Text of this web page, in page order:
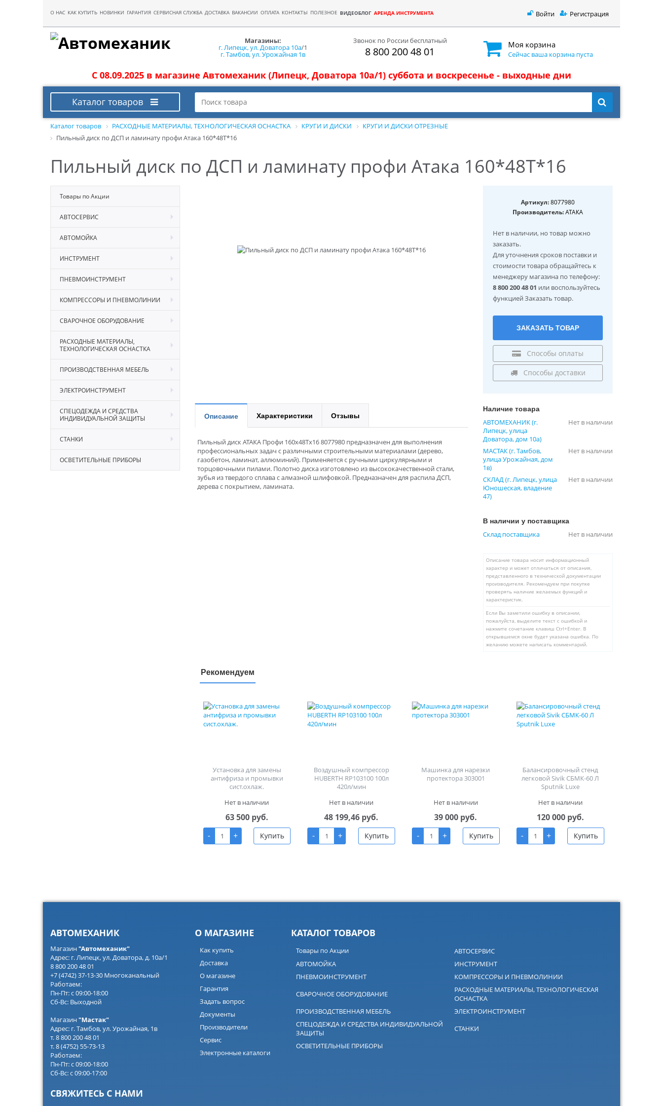
О НАС КАК КУПИТЬ НОВИНКИ ГАРАНТИЯ СЕРВИСНАЯ СЛУЖБА ДОСТАВКА ВАКАНСИИ ОПЛАТА КОНТАКТЫ ПОЛЕЗНОЕ ВИДЕОБЛОГ АРЕНДА ИНСТРУМЕНТА Войти Регистрация
Магазины:
г. Липецк, ул. Доватора 10а/1
г. Тамбов, ул. Урожайная 1в
Звонок по России бесплатный
8 800 200 48 01
Моя корзина
Сейчас ваша корзина пуста
С 08.09.2025 в магазине Автомеханик (Липецк, Доватора 10а/1) суббота и воскресенье - выходные дни
Каталог товаров
Каталог товаров РАСХОДНЫЕ МАТЕРИАЛЫ, ТЕХНОЛОГИЧЕСКАЯ ОСНАСТКА КРУГИ И ДИСКИ
КРУГИ И ДИСКИ ОТРЕЗНЫЕ
Пильный диск по ДСП и ламинату профи Атака 160*48T*16
Пильный диск по ДСП и ламинату профи Атака 160*48T*16
Товары по Акции
АВТОСЕРВИС
АВТОМОЙКА
ИНСТРУМЕНТ
ПНЕВМОИНСТРУМЕНТ
КОМПРЕССОРЫ И ПНЕВМОЛИНИИ
СВАРОЧНОЕ ОБОРУДОВАНИЕ
РАСХОДНЫЕ МАТЕРИАЛЫ,
ТЕХНОЛОГИЧЕСКАЯ ОСНАСТКА
ПРОИЗВОДСТВЕННАЯ МЕБЕЛЬ
ЭЛЕКТРОИНСТРУМЕНТ
СПЕЦОДЕЖДА И СРЕДСТВА
ИНДИВИДУАЛЬНОЙ ЗАЩИТЫ
СТАНКИ
ОСВЕТИТЕЛЬНЫЕ ПРИБОРЫ
Артикул:8077980
Производитель:АТАКА
Нет в наличии, но товар можно
заказать.
Для уточнения сроков поставки и
стоимости товара обращайтесь к
менеджеру магазина по телефону:
8 800 200 48 01 или воспользуйтесь
функцией Заказать товар.
ЗАКАЗАТЬ ТОВАР
Способы оплаты
Способы доставки
Описание Характеристики Отзывы
Пильный диск АТАКА Профи 160x48Tx16 8077980 предназначен для выполнения
профессиональных задач с различными строительными материалами (дерево,
газобетон, ламинат, аллюминий). Применяется с ручными циркулярными и
торцовочными пилами. Полотно диска изготовлено из высококачественной стали,
зубья из твердого сплава с алмазной шлифовкой. Предназначен для распила ДСП,
дерева с покрытием, ламината.
Наличие товара
АВТОМЕХАНИК (г.
Липецк, улица
Доватора, дом 10а)
Нет в наличии
МАСТАК (г. Тамбов,
улица Урожайная, дом
1в)
Нет в наличии
СКЛАД (г. Липецк, улица
Юношеская, владение
47)
Нет в наличии
В наличии у поставщика
Склад поставщика Нет в наличии
Описание товара носит информационный
характер и может отличаться от описания,
представленного в технической документации
производителя. Рекомендуем при покупке
проверять наличие желаемых функций и
характеристик.
Если Вы заметили ошибку в описании,
пожалуйста, выделите текст с ошибкой и
нажмите сочетание клавиш Ctrl+Enter. В
открывшемся окне будет указана ошибка. По
желанию можете написать комментарий.
Рекомендуем
Установка для замены
антифриза и промывки
сист.охлаж.
Нет в наличии
63 500 руб.
-
+ Купить
Воздушный компрессор
HUBERTH RP103100 100л
420л/мин
Нет в наличии
48 199,46 руб.
-
+ Купить
Машинка для нарезки
протектора 303001
Нет в наличии
39 000 руб.
-
+ Купить
Балансировочный стенд
легковой Sivik СБМК-60 Л
Sputnik Luxe
Нет в наличии
120 000 руб.
-
+ Купить
АВТОМЕХАНИК
Магазин"Автомеханик"
Адрес: г. Липецк, ул. Доватора, д. 10а/1
8 800 200 48 01
+7 (4742) 37-13-30 Многоканальный
Работаем:
Пн-Пт: с 09:00-18:00
Сб-Вс: Выходной
Магазин "Мастак"
Адрес: г. Тамбов, ул. Урожайная, 1в
т. 8 800 200 48 01
т. 8 (4752) 55-73-13
Работаем:
Пн-Пт: с 09:00-18:00
Сб-Вс: с 09:00-17:00
СВЯЖИТЕСЬ С НАМИ
О МАГАЗИНЕ
Как купить
Доставка
О магазине
Гарантия
Задать вопрос
Документы
Производители
Сервис
Электронные каталоги
КАТАЛОГ ТОВАРОВ
Товары по Акции
АВТОСЕРВИС
АВТОМОЙКА
ИНСТРУМЕНТ
ПНЕВМОИНСТРУМЕНТ
КОМПРЕССОРЫ И ПНЕВМОЛИНИИ
СВАРОЧНОЕ ОБОРУДОВАНИЕ
РАСХОДНЫЕ МАТЕРИАЛЫ, ТЕХНОЛОГИЧЕСКАЯ
ОСНАСТКА
ПРОИЗВОДСТВЕННАЯ МЕБЕЛЬ
ЭЛЕКТРОИНСТРУМЕНТ
СПЕЦОДЕЖДА И СРЕДСТВА ИНДИВИДУАЛЬНОЙ
ЗАЩИТЫ
СТАНКИ
ОСВЕТИТЕЛЬНЫЕ ПРИБОРЫ